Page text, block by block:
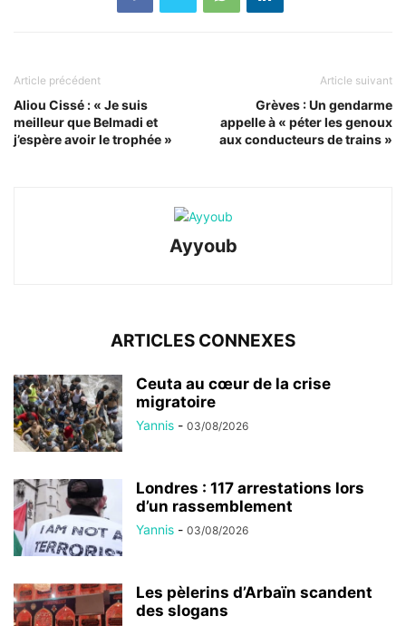
Article précédent
Aliou Cissé : « Je suis
meilleur que Belmadi et
j’espère avoir le trophée »
Article suivant
Grèves : Un gendarme
appelle à « péter les genoux
aux conducteurs de trains »
Ayyoub
ARTICLES CONNEXES
Ceuta au cœur de la crise
migratoire
Yannis - 03/08/2026
Londres : 117 arrestations lors
d’un rassemblement
Yannis - 03/08/2026
Les pèlerins d’Arbaïn scandent
des slogans